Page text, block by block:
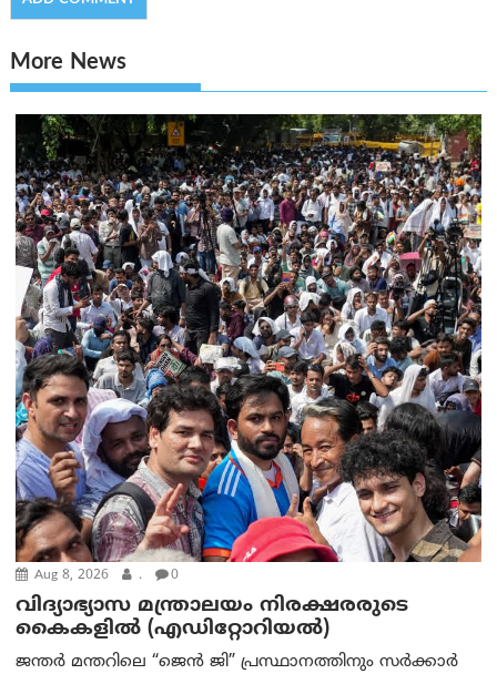
More News
Aug 8, 2026 . 0
വിദ്യാഭ്യാസ മന്ത്രാലയം നിരക്ഷരരുടെ
കൈകളിൽ (എഡിറ്റോറിയല്‍)
ജന്തർ മന്തറിലെ “ജെൻ ജി” പ്രസ്ഥാനത്തിനും സർക്കാർ